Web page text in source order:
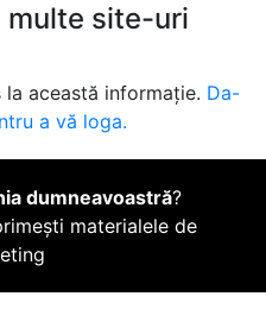
multe site-uri
această informație. Da-
a vă loga.
dumneavoastră?
materialele de